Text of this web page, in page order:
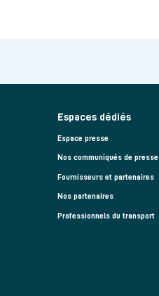
Espaces dédiés
Espace presse
Nos communiqués de presse
Fournisseurs et partenaires
Nos partenaires
Professionnels du transport